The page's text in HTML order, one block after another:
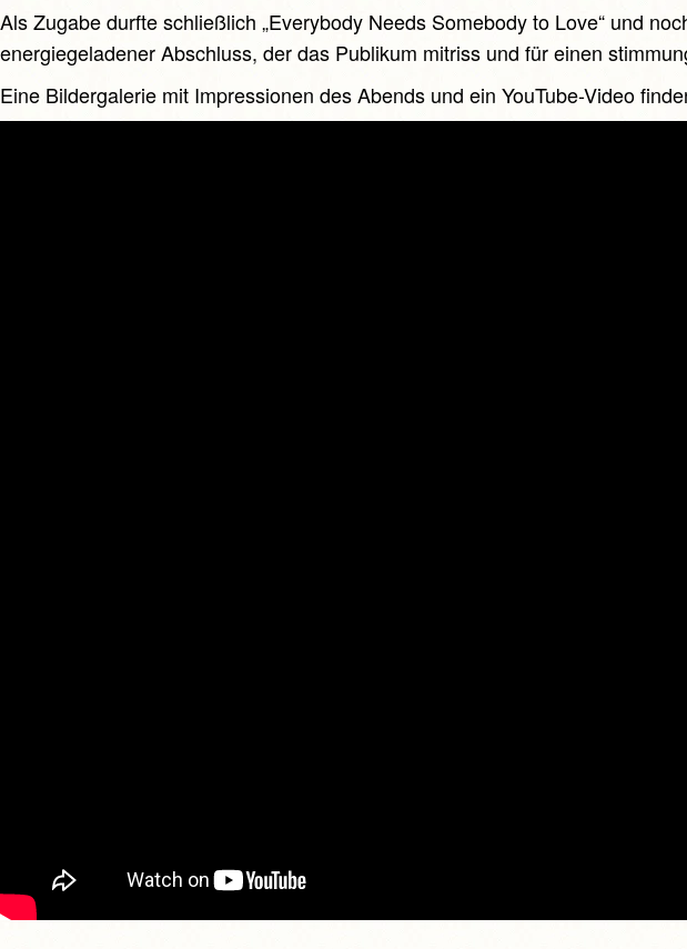
Als Zugabe durfte schließlich „Everybody Needs Somebody to Love“ und
energiegeladener Abschluss, der das Publikum mitriss und für einen
Eine Bildergalerie mit Impressionen des Abends und ein YouTube-Video